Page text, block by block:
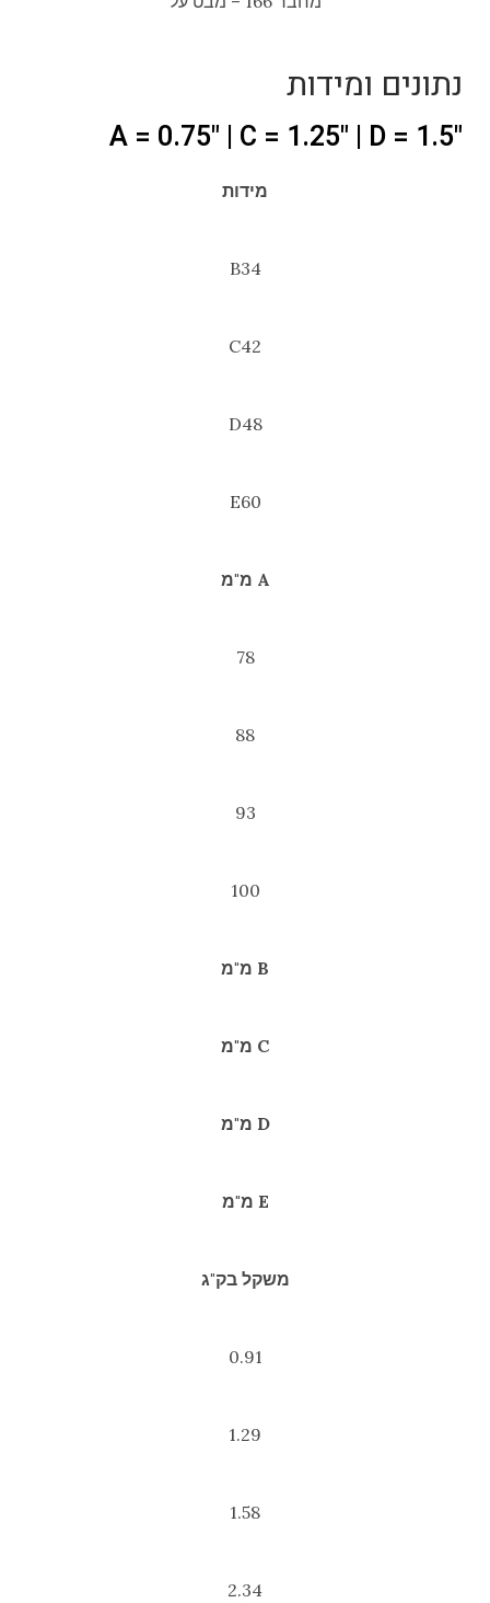
נתונים ומידות
"A = 0.75" | C = 1.25" | D = 1.5
מידות
B34
C42
D48
E60
A מ"מ
78
88
93
100
B מ"מ
C מ"מ
D מ"מ
E מ"מ
משקל בק"ג
0.91
1.29
1.58
2.34